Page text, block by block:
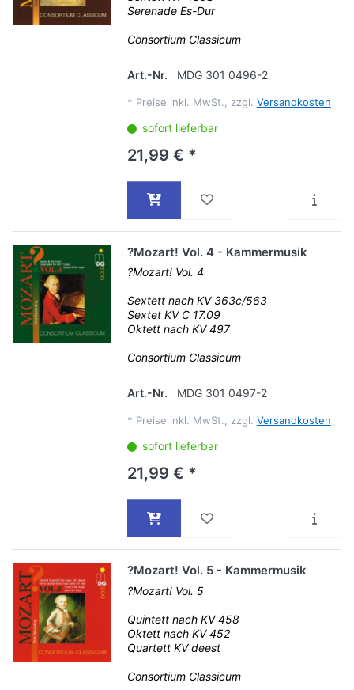
Serenade Es-Dur
Consortium Classicum
Art.-Nr. MDG 301 0496-2
* Preise inkl. MwSt., zzgl. Versandkosten
sofort lieferbar
21,99 € *
?Mozart! Vol. 4 - Kammermusik
?Mozart! Vol. 4
Sextett nach KV 363c/563
Sextet KV C 17.09
Oktett nach KV 497
Consortium Classicum
Art.-Nr. MDG 301 0497-2
* Preise inkl. MwSt., zzgl. Versandkosten
sofort lieferbar
21,99 € *
?Mozart! Vol. 5 - Kammermusik
?Mozart! Vol. 5
Quintett nach KV 458
Oktett nach KV 452
Quartett KV deest
Consortium Classicum